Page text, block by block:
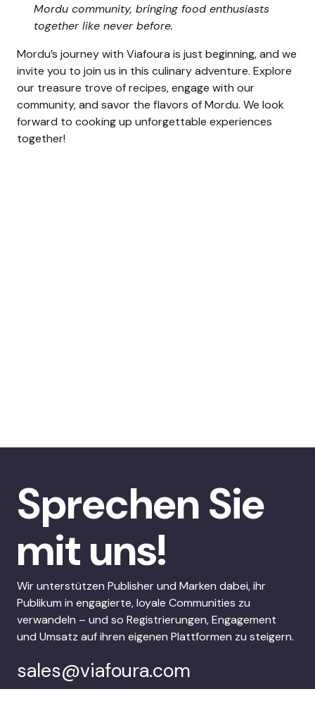
Mordu community, bringing food enthusiasts
together like never before.
Mordu’s journey with Viafoura is just beginning, and we
invite you to join us in this culinary adventure. Explore
our treasure trove of recipes, engage with our
community, and savor the flavors of Mordu. We look
forward to cooking up unforgettable experiences
together!
Sprechen Sie
mit uns!
Wir unterstützen Publisher und Marken dabei, ihr
Publikum in engagierte, loyale Communities zu
verwandeln – und so Registrierungen, Engagement
und Umsatz auf ihren eigenen Plattformen zu steigern.
sales@viafoura.com